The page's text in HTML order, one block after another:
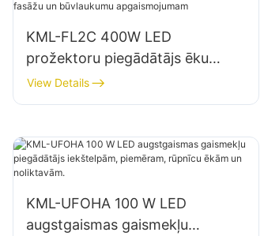
KML-FL2C 400W LED
prožektoru piegādātājs ēku
fasāžu un būvlaukumu
apgaismojumam
View Details
KML-UFOHA 100 W LED
augstgaismas gaismekļu